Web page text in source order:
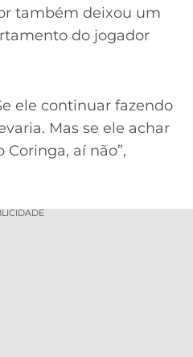
também deixou um
do jogador
ele continuar fazendo
Mas se ele achar
aí não”,